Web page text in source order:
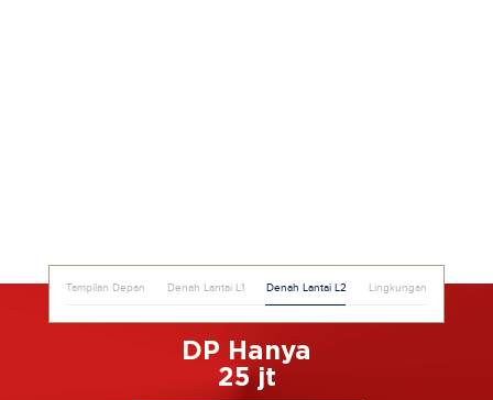
Tampilan Depan Denah Lantai L1 Denah Lantai L2 Lingkungan
DP Hanya
25 jt